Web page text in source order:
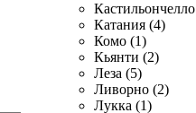
Катания (4)
Комо (1)
Кьянти (2)
Леза (5)
Ливорно (2)
Лукка (1)